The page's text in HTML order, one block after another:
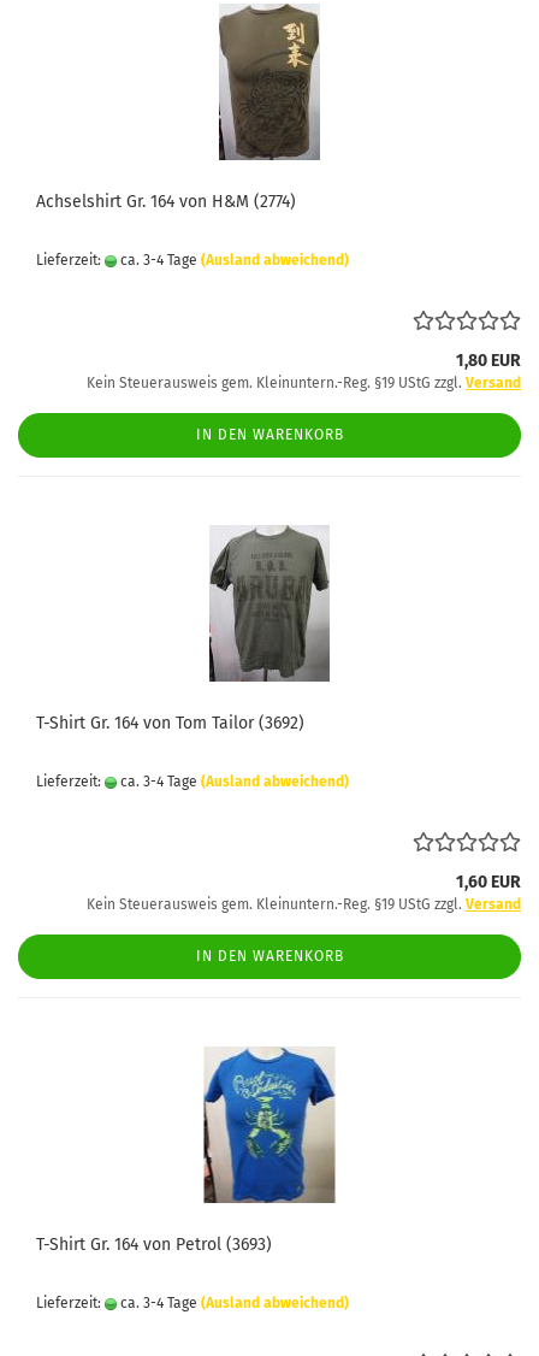
Achselshirt Gr. 164 von H&M (2774)
Lieferzeit: ca. 3-4 Tage (Ausland abweichend)
1,80 EUR
Kein Steuerausweis gem. Kleinuntern.-Reg. §19 UStG zzgl. Versand
IN DEN WARENKORB
T-Shirt Gr. 164 von Tom Tailor (3692)
Lieferzeit: ca. 3-4 Tage (Ausland abweichend)
1,60 EUR
Kein Steuerausweis gem. Kleinuntern.-Reg. §19 UStG zzgl. Versand
IN DEN WARENKORB
T-Shirt Gr. 164 von Petrol (3693)
Lieferzeit: ca. 3-4 Tage (Ausland abweichend)